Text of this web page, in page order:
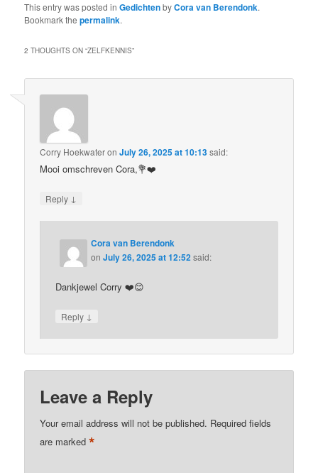
This entry was posted inGedichtenbyCora van Berendonk.
Bookmark thepermalink.
2 THOUGHTS ON “ZELFKENNIS”
Corry HoekwateronJuly 26, 2025 at 10:13said:
Mooi omschreven Cora,💐❤️
Reply ↓
Cora van Berendonk
onJuly 26, 2025 at 12:52said:
Dankjewel Corry ❤️😊
Reply ↓
Leave a Reply
Your email address will not be published. Required fields
are marked*